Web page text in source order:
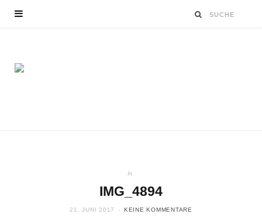
In
IMG_4894
21. JUNI 2017 KEINE KOMMENTARE